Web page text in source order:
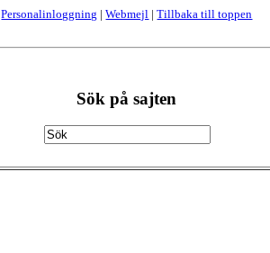
Personalinloggning |Webmejl |Tillbaka till toppen
Sök på sajten